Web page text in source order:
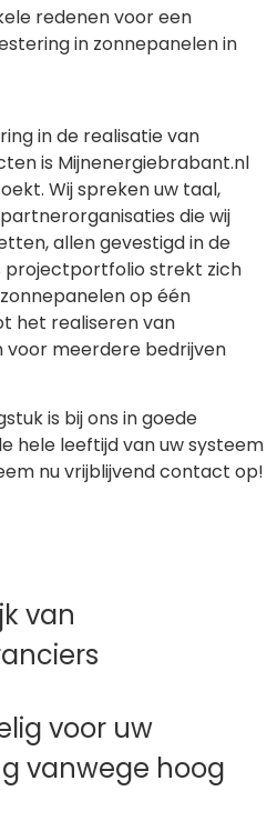
redenen voor een
in zonnepanelen in
in de realisatie van
is Mijnenergiebrabant.nl
Wij spreken uw taal,
die wij
allen gevestigd in de
projectportfolio strekt zich
op één
het realiseren van
meerdere bedrijven
is bij ons in goede
hele leeftijd van uw systeem
nu vrijblijvend contact op!
van
voor uw
vanwege hoog